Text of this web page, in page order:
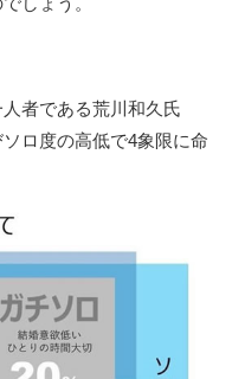
者である荒川和久氏
ロ度の高低で4象限に命